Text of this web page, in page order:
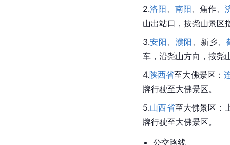
2.洛阳 、 南阳、焦作、
山出站口，按尧山景区
3.安阳、 濮阳 、 新乡、
车，沿尧山方向，按尧
4.陕西省至大佛景区：
牌行驶至大佛景区。
5.山西省至大佛景区：
牌行驶至大佛景区。
公交路线